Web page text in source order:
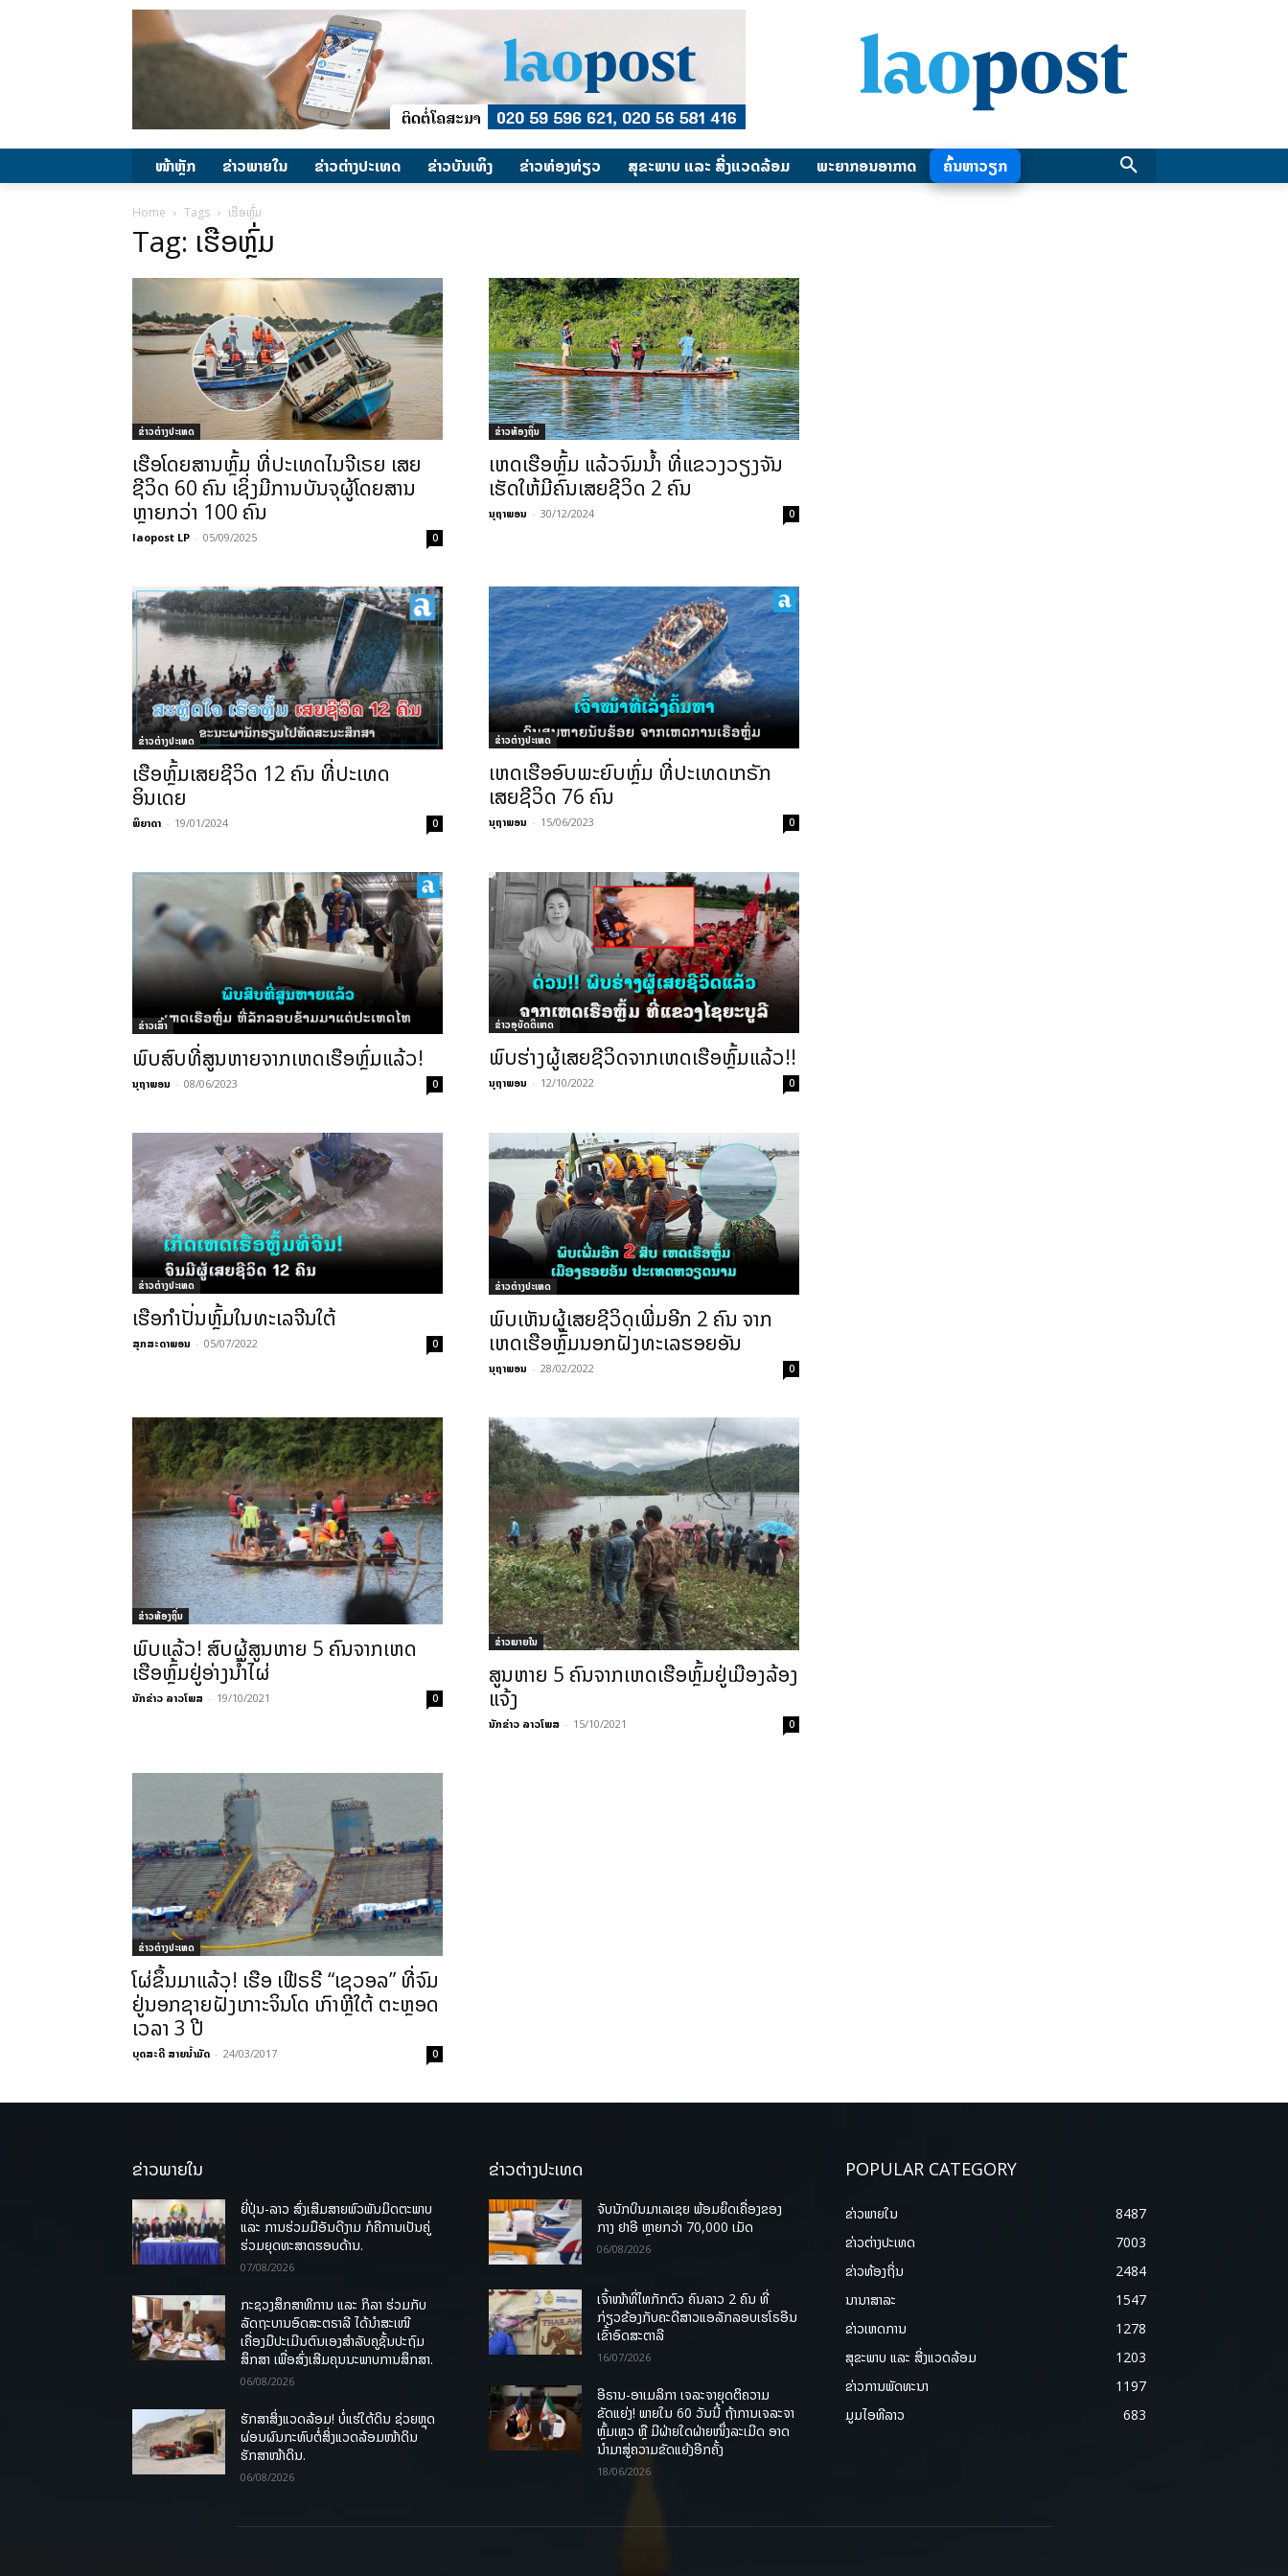
ໜ້າຫຼັກ ຂ່າວພາຍ​ໃນ ຂ່າວຕ່າງປະເທດ ​ຂ່າວບັນເທິງ ​ຂ່າວທ່ອງທ່ຽວ ສຸຂະພາບ ແລະ ສີ່ງແວດລ້ອມ ພະຍາກອນອາກາດ ຄົ້ນຫາວຽກ
Home Tags ເຮືອຫຼົ່ມ
Tag: ເຮືອຫຼົ່ມ
ຂ່າວຕ່າງປະເທດ
ເຮືອໂດຍສານຫຼົ້ມ ທີ່ປະເທດໄນຈີເຣຍ ເສຍ
ຊີວິດ 60 ຄົນ ເຊິ່ງມີການບັນຈຸຜູ້ໂດຍສານ
ຫຼາຍກວ່າ 100 ຄົນ
laopost LP - 05/09/2025 0
ຂ່າວທ້ອງຖິ່ນ
ເຫດເຮືອຫຼົ້ມ ແລ້ວຈົມນໍ້າ ທີ່ແຂວງວຽງຈັນ
ເຮັດໃຫ້ມີຄົນເສຍຊີວິດ 2 ຄົນ
ນຸຖາພອນ - 30/12/2024 0
ຂ່າວຕ່າງປະເທດ
ເຮືອຫຼົ້ມເສຍຊີວິດ 12 ຄົນ ທີ່ປະເທດ
ອິນເດຍ
ພິຍາດາ - 19/01/2024 0
ຂ່າວຕ່າງປະເທດ
ເຫດເຮືອອົບພະຍົບຫຼົ່ມ ທີ່ປະເທດເກຣັກ
ເສຍຊີວິດ 76 ຄົນ
ນຸຖາພອນ - 15/06/2023 0
ຂ່າວເສົ້າ
ພົບສົບທີ່ສູນຫາຍຈາກເຫດເຮືອຫຼົ່ມແລ້ວ!
ນຸຖາພອນ - 08/06/2023 0
ຂ່າວອຸບັດຕິເຫດ
ພົບຮ່າງຜູ້ເສຍຊີວິດຈາກເຫດເຮືອຫຼົ້ມແລ້ວ!!
ນຸຖາພອນ - 12/10/2022 0
ຂ່າວຕ່າງປະເທດ
ເຮືອກຳປັ່ນຫຼົ້ມໃນທະເລຈີນໃຕ້
ສຸກສະດາພອນ - 05/07/2022 0
ຂ່າວຕ່າງປະເທດ
ພົບເຫັນຜູ້ເສຍຊີວິດເພີ່ມອີກ 2 ຄົນ ຈາກ
ເຫດເຮືອຫຼົ້ມນອກຝັ່ງທະເລຮອຍອັນ
ນຸຖາພອນ - 28/02/2022 0
ຂ່າວທ້ອງຖິ່ນ
ພົບແລ້ວ! ສົບຜູ້ສູນຫາຍ 5 ຄົນຈາກເຫດ
ເຮືອຫຼົ້ມຢູ່ອ່າງນ້ຳໄຜ່
ນັກຂ່າວ ລາວໂພສ - 19/10/2021 0
ຂ່າວພາຍ​ໃນ
ສູນຫາຍ 5 ຄົນຈາກເຫດເຮືອຫຼົ້ມຢູ່ເມືອງລ້ອງ
ແຈ້ງ
ນັກຂ່າວ ລາວໂພສ - 15/10/2021 0
ຂ່າວຕ່າງປະເທດ
ໂຜ່ຂຶ້ນມາແລ້ວ! ເຮືອ ເຟີຣຣີ “ເຊວອລ” ທີ່ຈົມ
ຢູ່ນອກຊາຍຝັ່ງເກາະຈິນໂດ ເກົາຫຼີໃຕ້ ຕະຫຼອດ
ເວລາ 3 ປີ
ບຸດສະດີ ສາຍນ້ຳມັດ - 24/03/2017 0
ຂ່າວພາຍໃນ
ຍີ່ປຸ່ນ-ລາວ ສົ່ງເສີມສາຍພົວພັນມິດຕະພາບ
ແລະ ການຮ່ວມມືອັນດີງາມ ກໍຄືການເປັນຄູ່
ຮ່ວມຍຸດທະສາດຮອບດ້ານ.
07/08/2026
ກະຊວງສຶກສາທິການ ແລະ ກິລາ ຮ່ວມກັບ
ລັດຖະບານອົດສະຕຣາລີ ໄດ້ນຳສະເໜີ
ເຄື່ອງມືປະເມີນຕົນເອງສຳລັບຄູຊັ້ນປະຖົມ
ສຶກສາ ເພື່ອສົ່ງເສີມຄຸນນະພາບການສຶກສາ.
06/08/2026
ຮັກສາສິ່ງແວດລ້ອມ! ບໍ່ແຮ່ໃຕ້ດິນ ຊ່ວຍຫຼຸດ
ຜ່ອນຜົນກະທົບຕໍ່ສິ່ງແວດລ້ອມໜ້າດິນ
ຮັກສາໜ້າດິນ.
06/08/2026
ຂ່າວຕ່າງປະເທດ
ຈັບນັກບິນມາເລເຊຍ ພ້ອມຍຶດເຄື່ອງຂອງ
ກາງ ຢາອີ ຫຼາຍກວ່າ 70,000 ເມັດ
06/08/2026
ເຈົ້າໜ້າທີ່ໄທກັກຕົວ ຄົນລາວ 2 ຄົນ ທີ່
ກ່ຽວຂ້ອງກັບຄະດີສາວແອລັກລອບເຮໂຣອີນ
ເຂົ້າອົດສະຕາລີ
16/07/2026
ອີຣານ-ອາເມລິກາ ເຈລະຈາຍຸດຕິຄວາມ
ຂັດແຍ່ງ! ພາຍໃນ 60 ວັນນີ້ ຖ້າການເຈລະຈາ
ຫຼົ້ມເຫຼວ ຫຼື ມີຝ່າຍໃດຝ່າຍໜຶ່ງລະເມີດ ອາດ
ນໍາມາສູ່ຄວາມຂັດແຍ້ງອີກຄັ້ງ
18/06/2026
POPULAR CATEGORY
ຂ່າວພາຍ​ໃນ
8487
ຂ່າວຕ່າງປະເທດ
7003
ຂ່າວທ້ອງຖິ່ນ
2484
ນານາສາລະ
1547
ຂ່າວເຫດການ
1278
ສຸຂະພາບ ແລະ ສີ່ງແວດລ້ອມ
1203
ຂ່າວການພັດທະນາ
1197
ມູມໄອທີລາວ
683